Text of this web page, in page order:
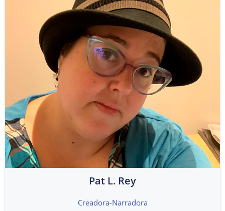
Pat L. Rey
Creadora-Narradora